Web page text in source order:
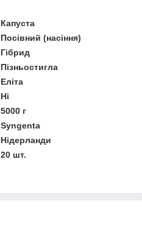
Капуста
Посівний (насіння)
Гібрид
Пізньостигла
Еліта
Ні
5000 г
Syngenta
Нідерланди
20 шт.